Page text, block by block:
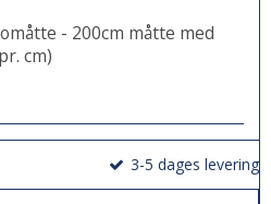
- 200cm måtte med
cm)
3-5 dages levering